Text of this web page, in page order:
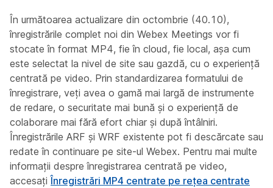
În următoarea actualizare din octombrie (40.10),
înregistrările complet noi din Webex Meetings vor fi
stocate în format MP4, fie în cloud, fie local, așa cum
este selectat la nivel de site sau gazdă, cu o experiență
centrată pe video. Prin standardizarea formatului de
înregistrare, veți avea o gamă mai largă de instrumente
de redare, o securitate mai bună și o experiență de
colaborare mai fără efort chiar și după întâlniri.
Înregistrările ARF și WRF existente pot fi descărcate sau
redate în continuare pe site-ul Webex. Pentru mai multe
informații despre înregistrarea centrată pe video,
accesațiÎnregistrări MP4 centrate pe rețea centrate